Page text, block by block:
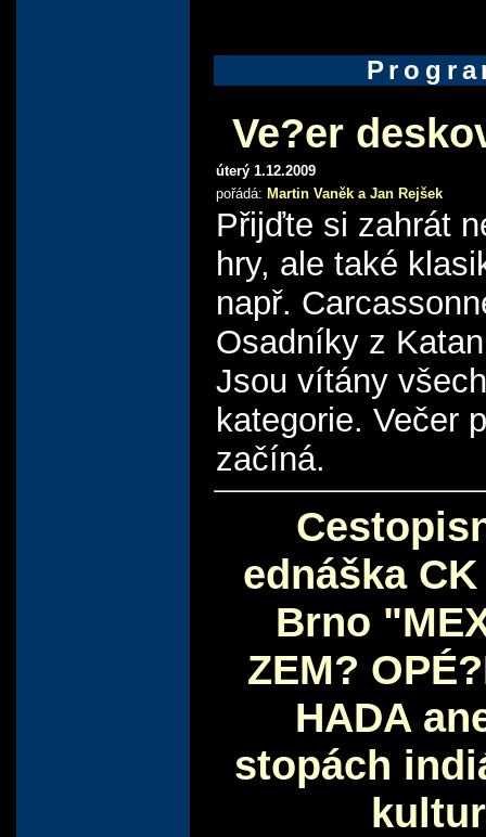
Ve?er
úterý 1.12.2009
pořádá: Martin Vaněk a Jan Rejšek
Přijďte si zahrát
hry, ale také
např.
Osadníky z
Jsou vítány
kategorie. Večer
začíná.
ednáška
Brno
ZEM?
HADA
stopách